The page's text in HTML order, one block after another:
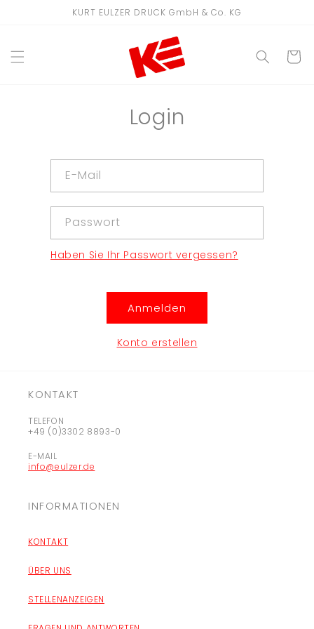
KURT EULZER DRUCK GmbH & Co. KG
Login
E-Mail
Passwort
Haben Sie Ihr Passwort vergessen?
Anmelden
Konto erstellen
KONTAKT
TELEFON
+49 (0)3302 8893-0
E-MAIL
info@eulzer.de
INFORMATIONEN
KONTAKT
ÜBER UNS
STELLENANZEIGEN